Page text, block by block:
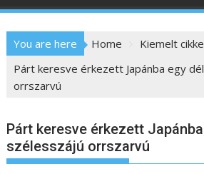
e
You are here Home
Kiemelt
Párt keresve érkezett Japánba egy
orrszarvú
Párt keresve érkezett
szélesszájú orrszarvú